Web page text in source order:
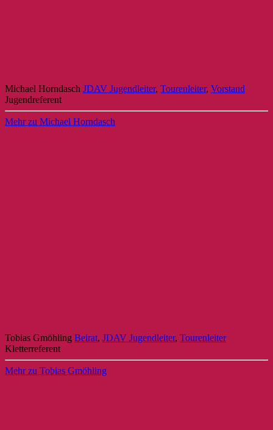
Michael Horndasch JDAV Jugendleiter, Tourenleiter, Vorstand
Jugendreferent
Mehr zu Michael Horndasch
Tobias Gmöhling Beirat, JDAV Jugendleiter, Tourenleiter
Kletterreferent
Mehr zu Tobias Gmöhling